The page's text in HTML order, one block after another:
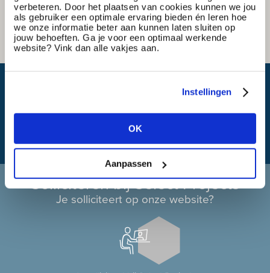
verbeteren. Door het plaatsen van cookies kunnen we jou
als gebruiker een optimale ervaring bieden én leren hoe
we onze informatie beter aan kunnen laten sluiten op
jouw behoeften. Ga je voor een optimaal werkende
website? Vink dan alle vakjes aan.
Instellingen
OK
Aanpassen
Solliciteren bij Select Projects
Je solliciteert op onze website?